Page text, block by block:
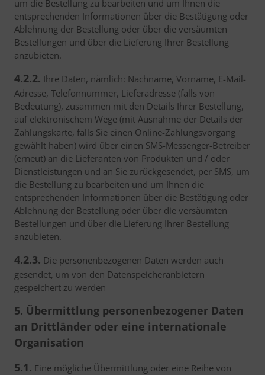
um die Bestellung zu bearbeiten und um Ihnen die
entsprechenden Informationen über die Bestätigung oder
Ablehnung der Bestellung oder über die versäumten
Bestellungen und über die Lieferung Ihrer Bestellung
anzubieten.
4.2.2. Ihre Daten, nämlich: Nachname, Vorname, E-Mail-
Adresse, Telefonnummer, Lieferadresse (falls von
Bedeutung), zusammen mit den Details Ihrer Bestellung,
auf elektronischem Wege (mit Ausnahme der Details der
Zahlungskarte, falls Sie einen Online-Zahlungsvorgang
gewählt haben) wird über einen SMS-Messenger-Betreiber
(erneut) an die Lieferanten von Produkten und / oder
Dienstleistungen und an Sie zurückgesendet, per SMS, um
die Bestellung zu bearbeiten und um Ihnen die
entsprechenden Informationen über die Bestätigung oder
Ablehnung der Bestellung oder über die versäumten
Bestellungen und über die Lieferung Ihrer Bestellung
anzubieten.
4.2.3. Die personenbezogenen Daten werden auch
gesendet, um von den Datenspeicheranbietern
gespeichert zu werden
5. Übermittlung personenbezogener Daten
an Drittländer oder eine internationale
Organisation
5.1. Eine mögliche Übermittlung oder eine Reihe von